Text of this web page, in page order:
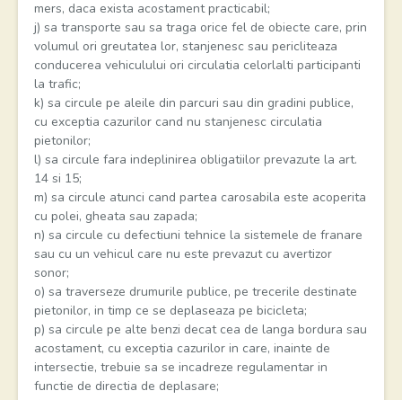
mers, daca exista acostament practicabil;
j) sa transporte sau sa traga orice fel de obiecte care, prin
volumul ori greutatea lor, stanjenesc sau pericliteaza
conducerea vehiculului ori circulatia celorlalti participanti
la trafic;
k) sa circule pe aleile din parcuri sau din gradini publice,
cu exceptia cazurilor cand nu stanjenesc circulatia
pietonilor;
l) sa circule fara indeplinirea obligatiilor prevazute la art.
14 si 15;
m) sa circule atunci cand partea carosabila este acoperita
cu polei, gheata sau zapada;
n) sa circule cu defectiuni tehnice la sistemele de franare
sau cu un vehicul care nu este prevazut cu avertizor
sonor;
o) sa traverseze drumurile publice, pe trecerile destinate
pietonilor, in timp ce se deplaseaza pe bicicleta;
p) sa circule pe alte benzi decat cea de langa bordura sau
acostament, cu exceptia cazurilor in care, inainte de
intersectie, trebuie sa se incadreze regulamentar in
functie de directia de deplasare;